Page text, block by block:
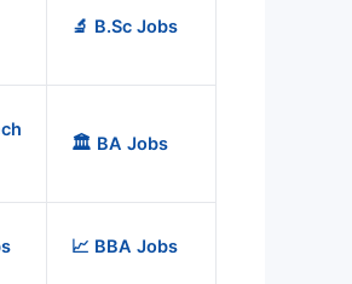
🔬 B.Sc Jobs
🏛️ BA Jobs
📈 BBA Jobs